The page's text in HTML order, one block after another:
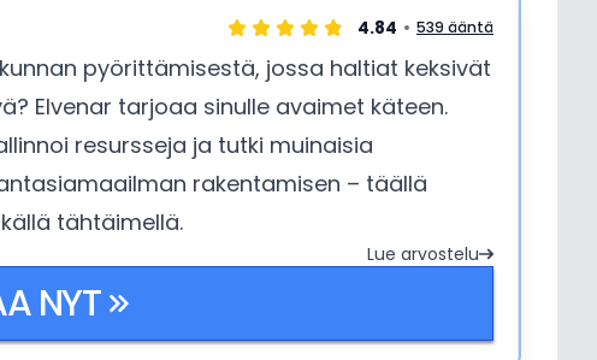
4.84 539 ääntä
pyörittämisestä, jossa haltiat keksivät
Elvenar tarjoaa sinulle avaimet käteen.
resursseja ja tutki muinaisia
rakentamisen – täällä
tähtäimellä.
Lue arvostelu
NYT